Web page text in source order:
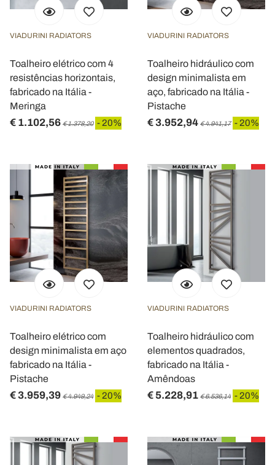
VIADURINI RADIATORS
Toalheiro elétrico com 4
resistências horizontais,
fabricado na Itália -
Meringa
€ 1.102,56 € 1.378,20 - 20%
VIADURINI RADIATORS
Toalheiro hidráulico com
design minimalista em
aço, fabricado na Itália -
Pistache
€ 3.952,94 € 4.941,17 - 20%
VIADURINI RADIATORS
Toalheiro elétrico com
design minimalista em aço
fabricado na Itália -
Pistache
€ 3.959,39 € 4.949,24 - 20%
VIADURINI RADIATORS
Toalheiro hidráulico com
elementos quadrados,
fabricado na Itália -
Amêndoas
€ 5.228,91 € 6.536,14 - 20%